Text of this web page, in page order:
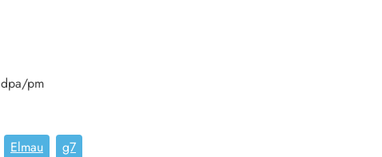
dpa/pm
Elmau g7